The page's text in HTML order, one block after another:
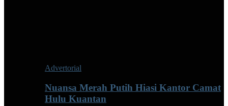
Advertorial
Nuansa Merah Putih Hiasi Kantor Camat
Hulu Kuantan